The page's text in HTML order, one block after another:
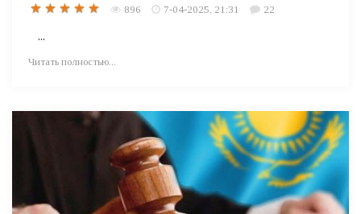
896 7-04-2025, 21:31 22
...
Читать полностью...